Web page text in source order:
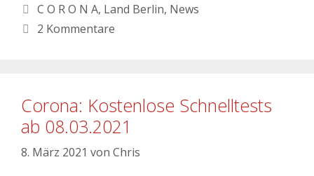
C O R O N A, Land Berlin, News
2 Kommentare
Corona: Kostenlose Schnelltests
ab 08.03.2021
8. März 2021 von Chris